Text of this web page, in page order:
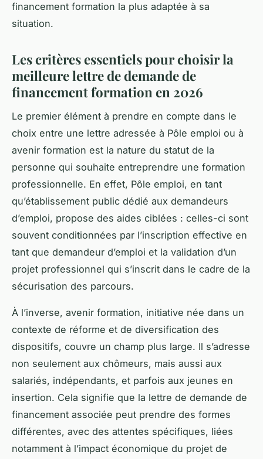
financement formation la plus adaptée à sa
situation.
Les critères essentiels pour choisir la
meilleure lettre de demande de
financement formation en 2026
Le premier élément à prendre en compte dans le
choix entre une lettre adressée à Pôle emploi ou à
avenir formation est la nature du statut de la
personne qui souhaite entreprendre une formation
professionnelle. En effet, Pôle emploi, en tant
qu’établissement public dédié aux demandeurs
d’emploi, propose des aides ciblées : celles-ci sont
souvent conditionnées par l’inscription effective en
tant que demandeur d’emploi et la validation d’un
projet professionnel qui s’inscrit dans le cadre de la
sécurisation des parcours.
À l’inverse, avenir formation, initiative née dans un
contexte de réforme et de diversification des
dispositifs, couvre un champ plus large. Il s’adresse
non seulement aux chômeurs, mais aussi aux
salariés, indépendants, et parfois aux jeunes en
insertion. Cela signifie que la lettre de demande de
financement associée peut prendre des formes
différentes, avec des attentes spécifiques, liées
notamment à l’impact économique du projet de